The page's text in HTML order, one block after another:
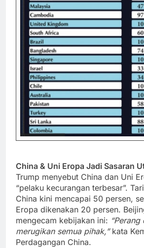
China & Uni Eropa Jadi Sasaran
Trump menyebut China dan Uni
“pelaku kecurangan terbesar”.
China kini mencapai 50 persen,
Eropa dikenakan 20 persen.
mengecam kebijakan ini:
merugikan semua pihak,”kata
Perdagangan China.